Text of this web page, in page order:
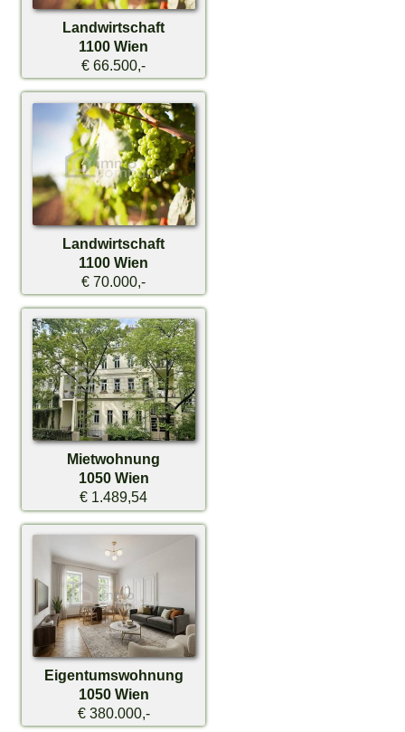
Landwirtschaft
1100 Wien
€ 66.500,-
Landwirtschaft
1100 Wien
€ 70.000,-
Mietwohnung
1050 Wien
€ 1.489,54
Eigentumswohnung
1050 Wien
€ 380.000,-